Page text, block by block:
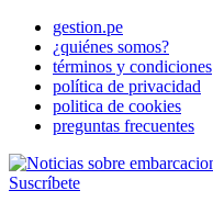
gestion.pe
¿quiénes somos?
términos y condiciones
política de privacidad
politica de cookies
preguntas frecuentes
Suscríbete